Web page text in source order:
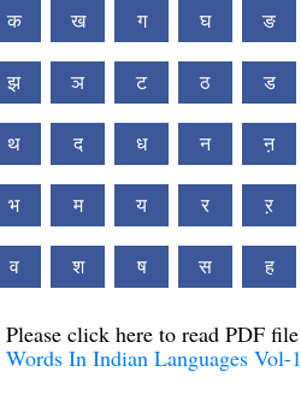
क ख ग घ ङ
झ ञ ट ठ ड
थ द ध न ऩ
भ म य र ऱ
व श ष स ह
Please click here to read PDF file
Words In Indian Languages Vol-1